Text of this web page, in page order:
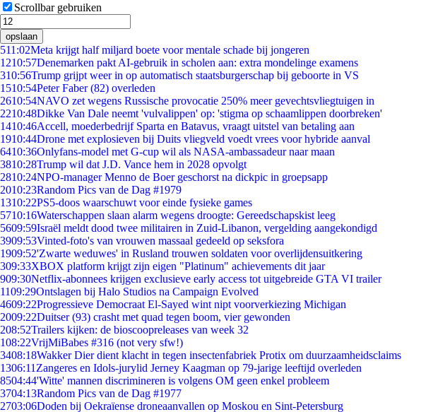
Scrollbar gebruiken
opslaan
511:02Meta krijgt half miljard boete voor mentale schade bij jongeren
1210:57Denemarken pakt AI-gebruik in scholen aan: extra mondelinge examens
310:56Trump grijpt weer in op automatisch staatsburgerschap bij geboorte in VS
1510:54Peter Faber (82) overleden
2610:54NAVO zet wegens Russische provocatie 250% meer gevechtsvliegtuigen in
2210:48Dikke Van Dale neemt 'vulvalippen' op: 'stigma op schaamlippen doorbreken'
1410:46Accell, moederbedrijf Sparta en Batavus, vraagt uitstel van betaling aan
1910:44Drone met explosieven bij Duits vliegveld voedt vrees voor hybride aanval
6410:36Onlyfans-model met G-cup wil als NASA-ambassadeur naar maan
3810:28Trump wil dat J.D. Vance hem in 2028 opvolgt
2810:24NPO-manager Menno de Boer geschorst na dickpic in groepsapp
2010:23Random Pics van de Dag #1979
1310:22PS5-doos waarschuwt voor einde fysieke games
5710:16Waterschappen slaan alarm wegens droogte: Gereedschapskist leeg
5609:59Israël meldt dood twee militairen in Zuid-Libanon, vergelding aangekondigd
3909:53Vinted-foto's van vrouwen massaal gedeeld op seksfora
1909:52'Zwarte weduwes' in Rusland trouwen soldaten voor overlijdensuitkering
309:33XBOX platform krijgt zijn eigen "Platinum" achievements dit jaar
909:30Netflix-abonnees krijgen exclusieve early access tot uitgebreide GTA VI trailer
1109:29Ontslagen bij Halo Studios na Campaign Evolved
4609:22Progressieve Democraat El-Sayed wint nipt voorverkiezing Michigan
2009:22Duitser (93) crasht met quad tegen boom, vier gewonden
208:52Trailers kijken: de bioscoopreleases van week 32
108:22VrijMiBabes #316 (not very sfw!)
3408:18Wakker Dier dient klacht in tegen insectenfabriek Protix om duurzaamheidsclaims
1306:11 Zangeres en Idols-jurylid Jerney Kaagman op 79-jarige leeftijd overleden
8504:44'Witte' mannen discrimineren is volgens OM geen enkel probleem
3704:13Random Pics van de Dag #1977
2703:06Doden bij Oekraïense droneaanvallen op Moskou en Sint-Petersburg